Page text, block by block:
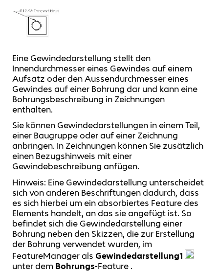
Eine Gewindedarstellung stellt den
Innendurchmesser eines Gewindes auf einem
Aufsatz oder den Aussendurchmesser eines
Gewindes auf einer Bohrung dar und kann eine
Bohrungsbeschreibung in Zeichnungen
enthalten.
Sie können Gewindedarstellungen in einem Teil,
einer Baugruppe oder auf einer Zeichnung
anbringen. In Zeichnungen können Sie zusätzlich
einen Bezugshinweis mit einer
Gewindebeschreibung anfügen.
Hinweis: Eine Gewindedarstellung unterscheidet
sich von anderen Beschriftungen dadurch, dass
es sich hierbei um ein absorbiertes Feature des
Elements handelt, an das sie angefügt ist. So
befindet sich die Gewindedarstellung einer
Bohrung neben den Skizzen, die zur Erstellung
der Bohrung verwendet wurden, im
FeatureManager als Gewindedarstellung1
unter dem Bohrungs-Feature .